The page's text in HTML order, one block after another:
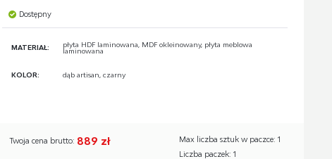
Dostępny
MATERIAŁ:
płyta HDF laminowana, MDF okleinowany, płyta meblowa
laminowana
KOLOR: dąb artisan, czarny
Twoja cena brutto: 889 zł
Max liczba sztuk w paczce: 1
Liczba paczek: 1